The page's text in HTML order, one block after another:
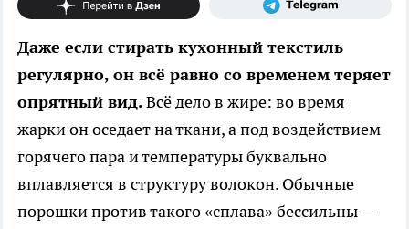
Даже если стирать кухонный текстиль
регулярно, он всё равно со временем теряет
опрятный вид.Всё дело в жире: во время
жарки он оседает на ткани, а под воздействием
горячего пара и температуры буквально
вплавляется в структуру волокон. Обычные
порошки против такого «сплава» бессильны —